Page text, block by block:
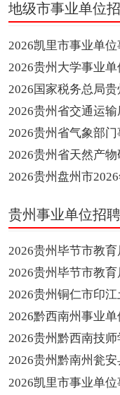
地级市事业单位
2026凯里市事业单
2026贵州大学事业单
2026贵州省气象部
2026贵州省天然产
贵州事业单位招
2026黔西南州事业
2026贵州黔西南技
2026贵州黔南州瓮
2026凯里市事业单